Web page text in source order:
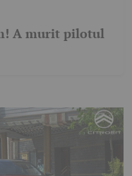
A murit pilotul